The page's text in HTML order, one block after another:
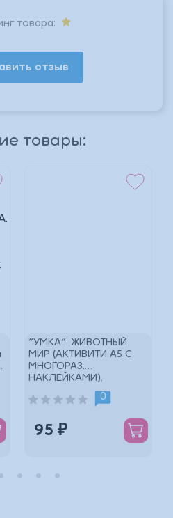
товара:
отзыв
товары:
"УМКА". ЖИВОТНЫЙ
МИР (АКТИВИТИ А5 С
МНОГОРАЗ.
НАКЛЕЙКАМИ).
ФОРМАТ: 145Х210 ММ. 8
СТР.
0
95 ₽